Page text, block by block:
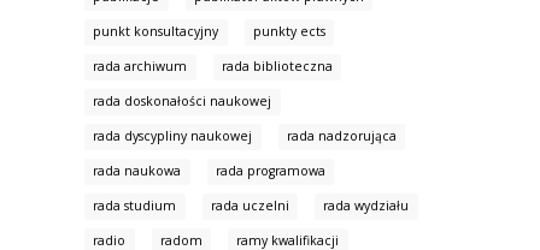
punkt konsultacyjny punkty ects
rada archiwum rada biblioteczna
rada doskonałości naukowej
rada dyscypliny naukowej rada nadzorująca
rada naukowa rada programowa
rada studium rada uczelni rada wydziału
radio radom ramy kwalifikacji